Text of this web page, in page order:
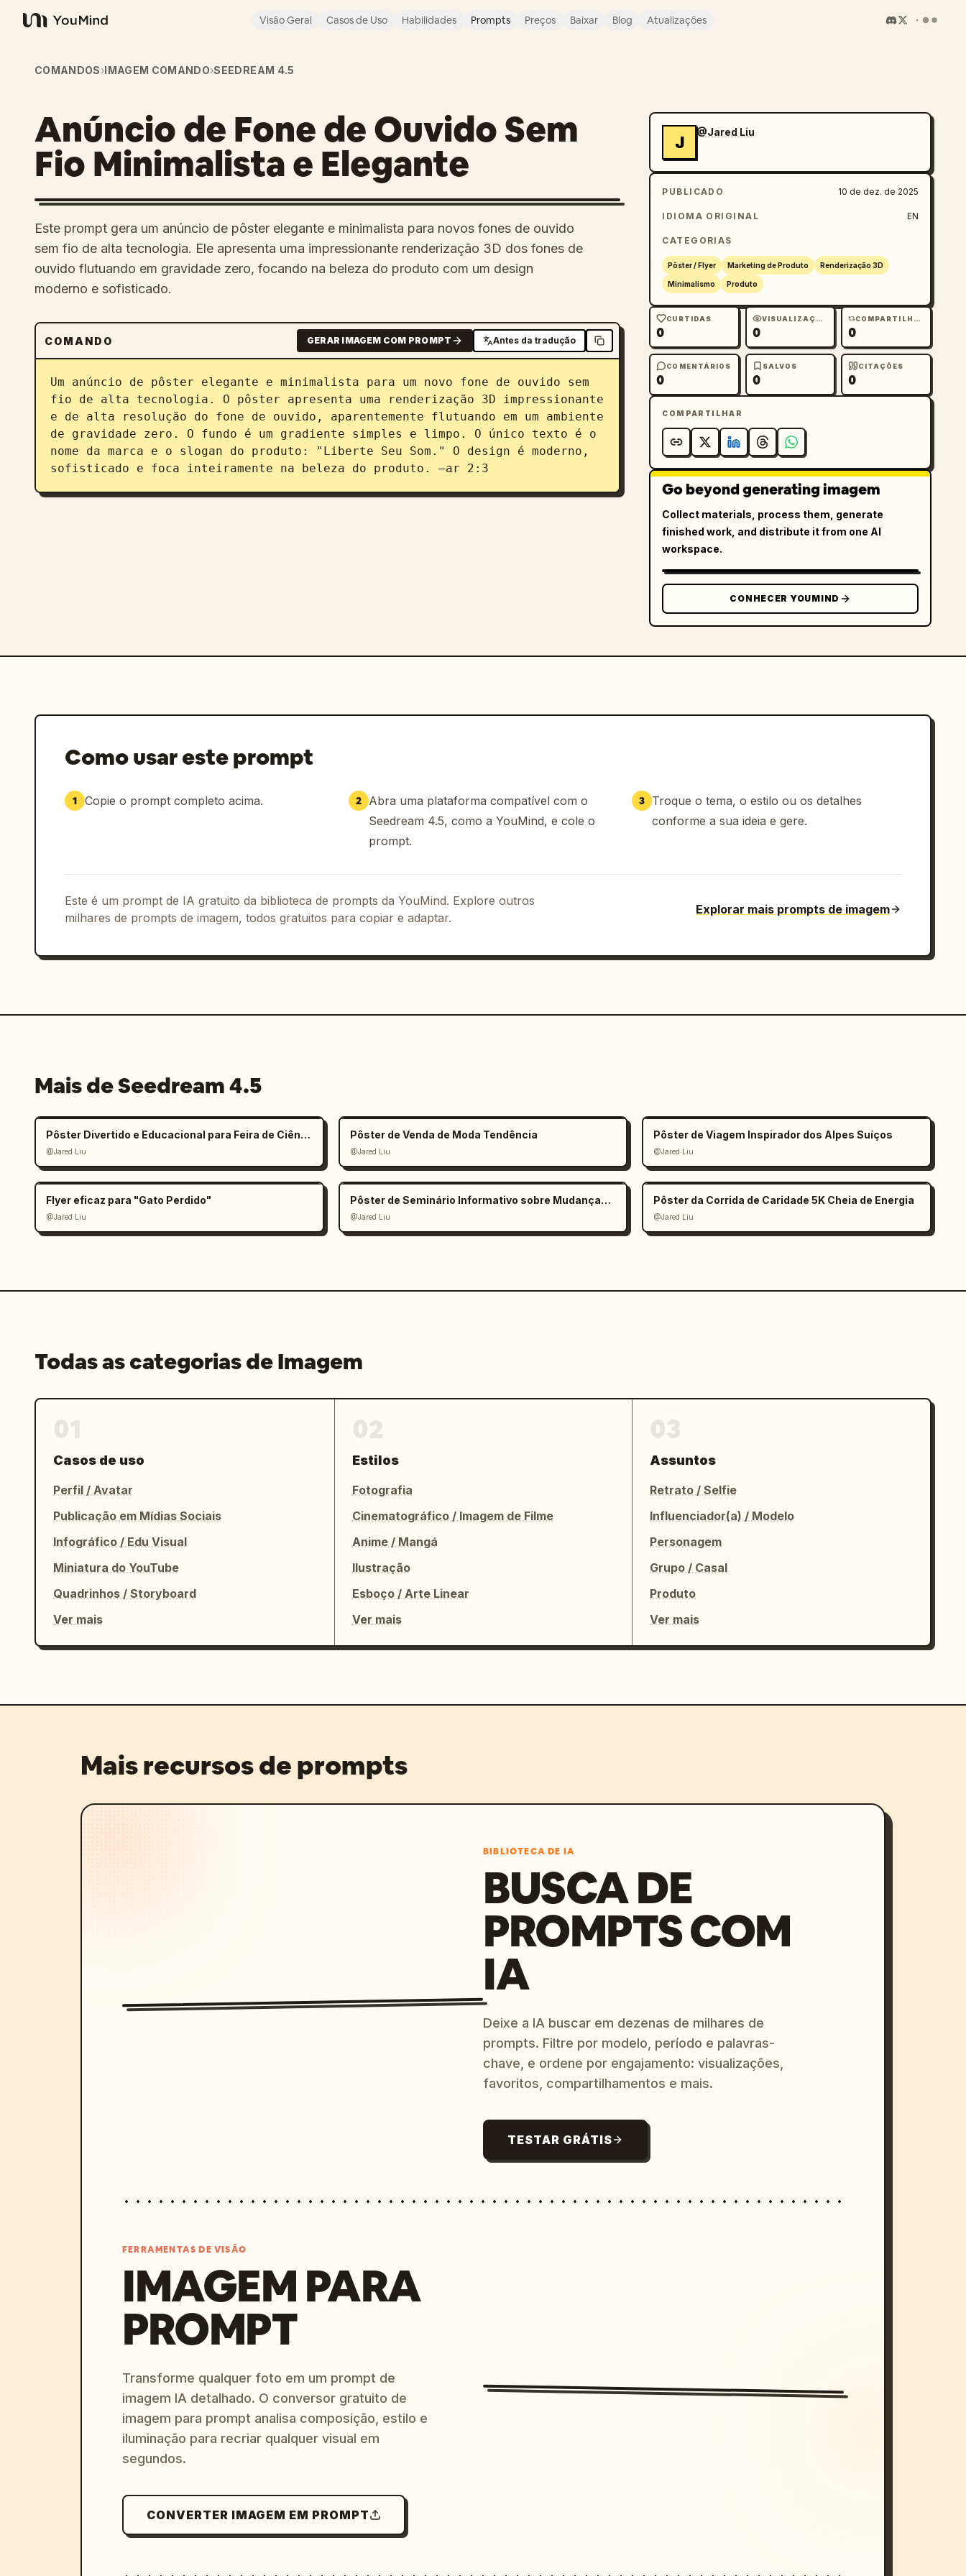
YouMind
Visão Geral Casos de Uso Habilidades Prompts Preços Baixar Blog Atualizações
COMANDOS›IMAGEM COMANDO›SEEDREAM 4.5
Anúncio de Fone de Ouvido Sem
Fio Minimalista e Elegante
Este prompt gera um anúncio de pôster elegante e minimalista para novos fones de ouvido
sem fio de alta tecnologia. Ele apresenta uma impressionante renderização 3D dos fones de
ouvido flutuando em gravidade zero, focando na beleza do produto com um design
moderno e sofisticado.
COMANDO GERAR IMAGEM COM PROMPT Antes da tradução
Um anúncio de pôster elegante e minimalista para um novo fone de ouvido sem
fio de alta tecnologia. O pôster apresenta uma renderização 3D impressionante
e de alta resolução do fone de ouvido, aparentemente flutuando em um ambiente
de gravidade zero. O fundo é um gradiente simples e limpo. O único texto é o
nome da marca e o slogan do produto: "Liberte Seu Som." O design é moderno,
sofisticado e foca inteiramente na beleza do produto. –ar 2:3
J
@Jared Liu
PUBLICADO 10 de dez. de 2025
IDIOMA ORIGINAL EN
CATEGORIAS
Pôster / Flyer Marketing de Produto Renderização 3D
Minimalismo Produto
CURTIDAS
0
VISUALIZAÇÕES
0
COMPARTILHAMENTOS
0
COMENTÁRIOS
0
SALVOS
0
CITAÇÕES
0
COMPARTILHAR
Go beyond generating imagem
Collect materials, process them, generate
finished work, and distribute it from one AI
workspace.
CONHECER YOUMIND
Como usar este prompt
1 Copie o prompt completo acima. 2 Abra uma plataforma compatível com o
Seedream 4.5, como a YouMind, e cole o
prompt.
3
Troque o tema, o estilo ou os detalhes
conforme a sua ideia e gere.
Este é um prompt de IA gratuito da biblioteca de prompts da YouMind. Explore outros
milhares de prompts de imagem, todos gratuitos para copiar e adaptar.
Explorar mais prompts de imagem
Mais de Seedream 4.5
Pôster Divertido e Educacional para Feira de Ciências Infantil
@Jared Liu
Pôster de Venda de Moda Tendência
@Jared Liu
Pôster de Viagem Inspirador dos Alpes Suíços
@Jared Liu
Flyer eficaz para "Gato Perdido"
@Jared Liu
Pôster de Seminário Informativo sobre Mudanças Climáticas
@Jared Liu
Pôster da Corrida de Caridade 5K Cheia de Energia
@Jared Liu
Todas as categorias de Imagem
Casos de uso
Perfil / Avatar
Publicação em Mídias Sociais
Infográfico / Edu Visual
Miniatura do YouTube
Quadrinhos / Storyboard
Ver mais
Estilos
Fotografia
Cinematográfico / Imagem de Filme
Anime / Mangá
Ilustração
Esboço / Arte Linear
Ver mais
Assuntos
Retrato / Selfie
Influenciador(a) / Modelo
Personagem
Grupo / Casal
Produto
Ver mais
Mais recursos de prompts
BIBLIOTECA DE IA
BUSCA DE
PROMPTS COM
IA
Deixe a IA buscar em dezenas de milhares de
prompts. Filtre por modelo, período e palavras-
chave, e ordene por engajamento: visualizações,
favoritos, compartilhamentos e mais.
TESTAR GRÁTIS
FERRAMENTAS DE VISÃO
IMAGEM PARA
PROMPT
Transforme qualquer foto em um prompt de
imagem IA detalhado. O conversor gratuito de
imagem para prompt analisa composição, estilo e
iluminação para recriar qualquer visual em
segundos.
CONVERTER IMAGEM EM PROMPT